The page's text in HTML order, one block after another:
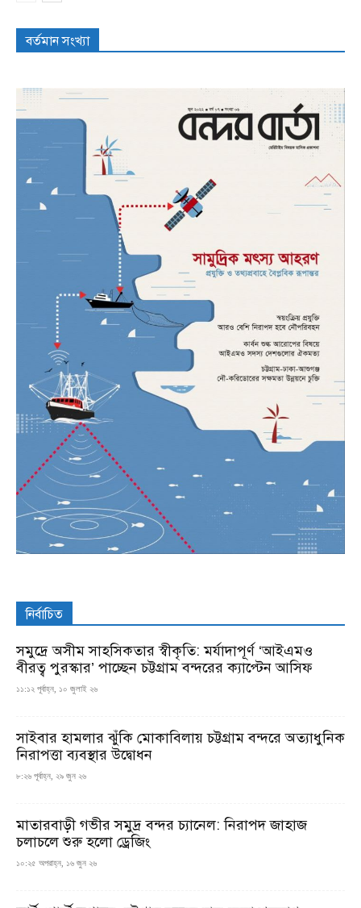
বর্তমান সংখ্যা
নির্বাচিত
সমুদ্রে অসীম সাহসিকতার স্বীকৃতি: মর্যাদাপূর্ণ ‘আইএমও
বীরত্ব পুরস্কার’ পাচ্ছেন চট্টগ্রাম বন্দরের ক্যাপ্টেন আসিফ
১১:১২ পূর্বাহ্ন, ১০ জুলাই ২৬
সাইবার হামলার ঝুঁকি মোকাবিলায় চট্টগ্রাম বন্দরে অত্যাধুনিক
নিরাপত্তা ব্যবস্থার উদ্বোধন
৮:২৬ পূর্বাহ্ন, ২৯ জুন ২৬
মাতারবাড়ী গভীর সমুদ্র বন্দর চ্যানেল: নিরাপদ জাহাজ
চলাচলে শুরু হলো ড্রেজিং
১০:২৫ অপরাহ্ন, ১৬ জুন ২৬